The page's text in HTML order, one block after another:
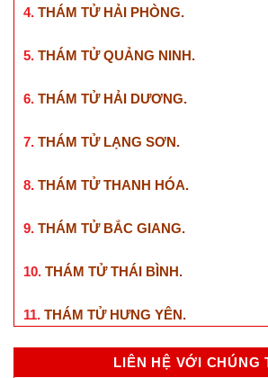
4. THÁM TỬ HẢI PHÒNG.
5. THÁM TỬ QUẢNG NINH.
6. THÁM TỬ HẢI DƯƠNG.
7. THÁM TỬ LẠNG SƠN.
8. THÁM TỬ THANH HÓA.
9. THÁM TỬ BẮC GIANG.
10. THÁM TỬ THÁI BÌNH.
11. THÁM TỬ HƯNG YÊN.
LIÊN HỆ VỚI CHÚNG